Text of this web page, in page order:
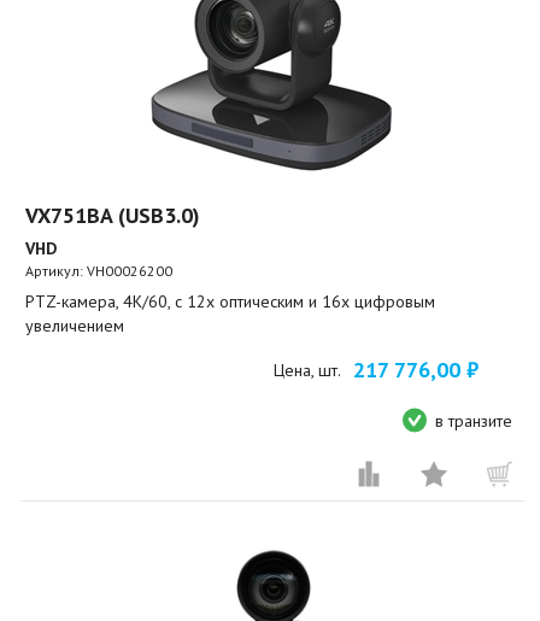
VX751BA (USB3.0)
VHD
Артикул:VH00026200
PTZ-камера, 4K/60, c 12х оптическим и 16x цифровым
увеличением
Цена, шт. 217 776,00 ₽
в транзите